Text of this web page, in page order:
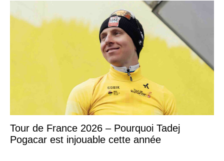
Tour de France 2026 – Pourquoi Tadej
Pogacar est injouable cette année